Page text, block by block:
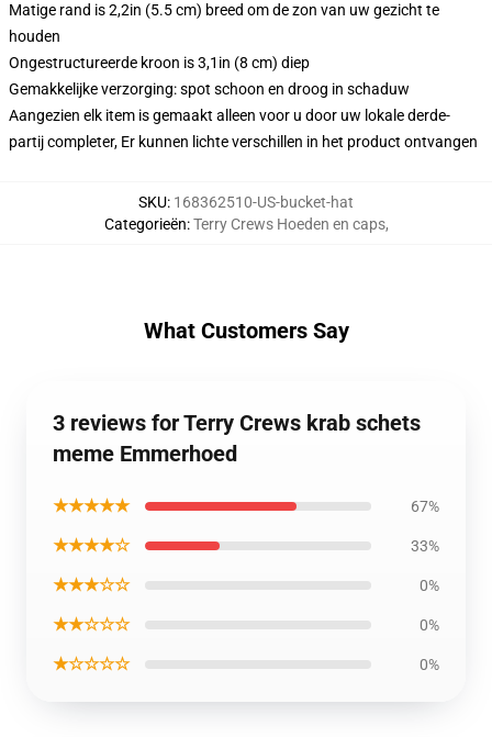
Matige rand is 2,2in (5.5 cm) breed om de zon van uw gezicht te
houden
Ongestructureerde kroon is 3,1in (8 cm) diep
Gemakkelijke verzorging: spot schoon en droog in schaduw
Aangezien elk item is gemaakt alleen voor u door uw lokale derde-
partij completer, Er kunnen lichte verschillen in het product ontvangen
SKU: 168362510-US-bucket-hat
Categorieën:Terry Crews Hoeden en caps,
What Customers Say
3 reviews for Terry Crews krab schets
meme Emmerhoed
★★★★★ 67%
★★★★☆ 33%
★★★☆☆ 0%
★★☆☆☆ 0%
★☆☆☆☆ 0%